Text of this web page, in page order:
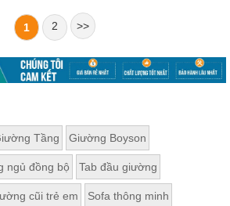
rãi cùng gam mầu nâu cafe không gây
quá cao nên trong suốt quá trình làm bài
chúa của chúng ta sẽ luôn cảm thấy thóa
1 2 >>
Tầng Giường Boyson
ngủ đồng bộ Tab đầu giường
cũi trẻ em Sofa thông minh